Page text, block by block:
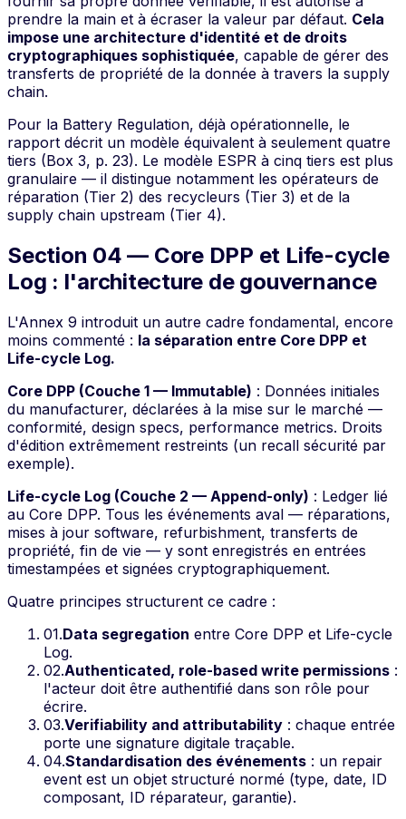
prendre la main et à écraser la valeur par défaut. Cela
impose une architecture d'identité et de droits
cryptographiques sophistiquée, capable de gérer des
transferts de propriété de la donnée à travers la supply
chain.
Pour la Battery Regulation, déjà opérationnelle, le
rapport décrit un modèle équivalent à seulement quatre
tiers (Box 3, p. 23). Le modèle ESPR à cinq tiers est plus
granulaire — il distingue notamment les opérateurs de
réparation (Tier 2) des recycleurs (Tier 3) et de la
supply chain upstream (Tier 4).
Section 04 — Core DPP et Life-cycle
Log : l'architecture de gouvernance
L'Annex 9 introduit un autre cadre fondamental, encore
moins commenté : la séparation entre Core DPP et
Life-cycle Log.
Core DPP (Couche 1 — Immutable) : Données initiales
du manufacturer, déclarées à la mise sur le marché —
conformité, design specs, performance metrics. Droits
d'édition extrêmement restreints (un recall sécurité par
exemple).
Life-cycle Log (Couche 2 — Append-only) : Ledger lié
au Core DPP. Tous les événements aval — réparations,
mises à jour software, refurbishment, transferts de
propriété, fin de vie — y sont enregistrés en entrées
timestampées et signées cryptographiquement.
Quatre principes structurent ce cadre :
01.Data segregation entre Core DPP et Life-cycle
Log.
02.Authenticated, role-based write permissions :
l'acteur doit être authentifié dans son rôle pour
écrire.
03.Verifiability and attributability : chaque entrée
porte une signature digitale traçable.
04.Standardisation des événements : un repair
event est un objet structuré normé (type, date, ID
composant, ID réparateur, garantie).